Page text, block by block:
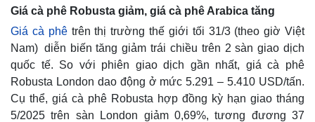
Giá cà phê Robusta giảm, giá cà phê Arabica tăng
Giá cà phêtrên thị trường thế giới tối 31/3 (theo giờ Việt
Nam) diễn biến tăng giảm trái chiều trên 2 sàn giao dịch
quốc tế. So với phiên giao dịch gần nhất, giá cà phê
Robusta London dao động ở mức 5.291 – 5.410 USD/tấn.
Cụ thể, giá cà phê Robusta hợp đồng kỳ hạn giao tháng
5/2025 trên sàn London giảm 0,69%, tương đương 37